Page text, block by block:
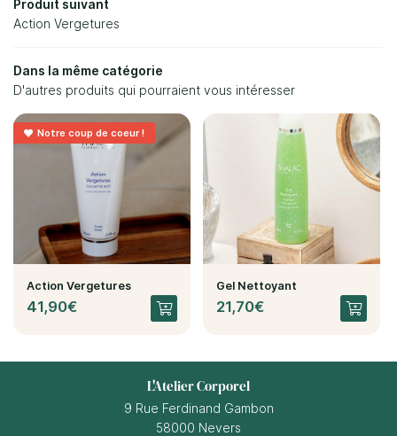
Actualités
Contact
Rejoignez-
Produit suivant
Action Vergetures
Dans la même catégorie
D'autres produits qui pourraient vous intéresser
 Notre coup de coeur !
Action Vergetures
41,90€
Gel Nettoyant
21,70€
L'Atelier Corporel
9 Rue Ferdinand Gambon
58000 Nevers